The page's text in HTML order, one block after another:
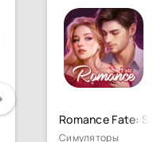
Romance Fate:
Симуляторы